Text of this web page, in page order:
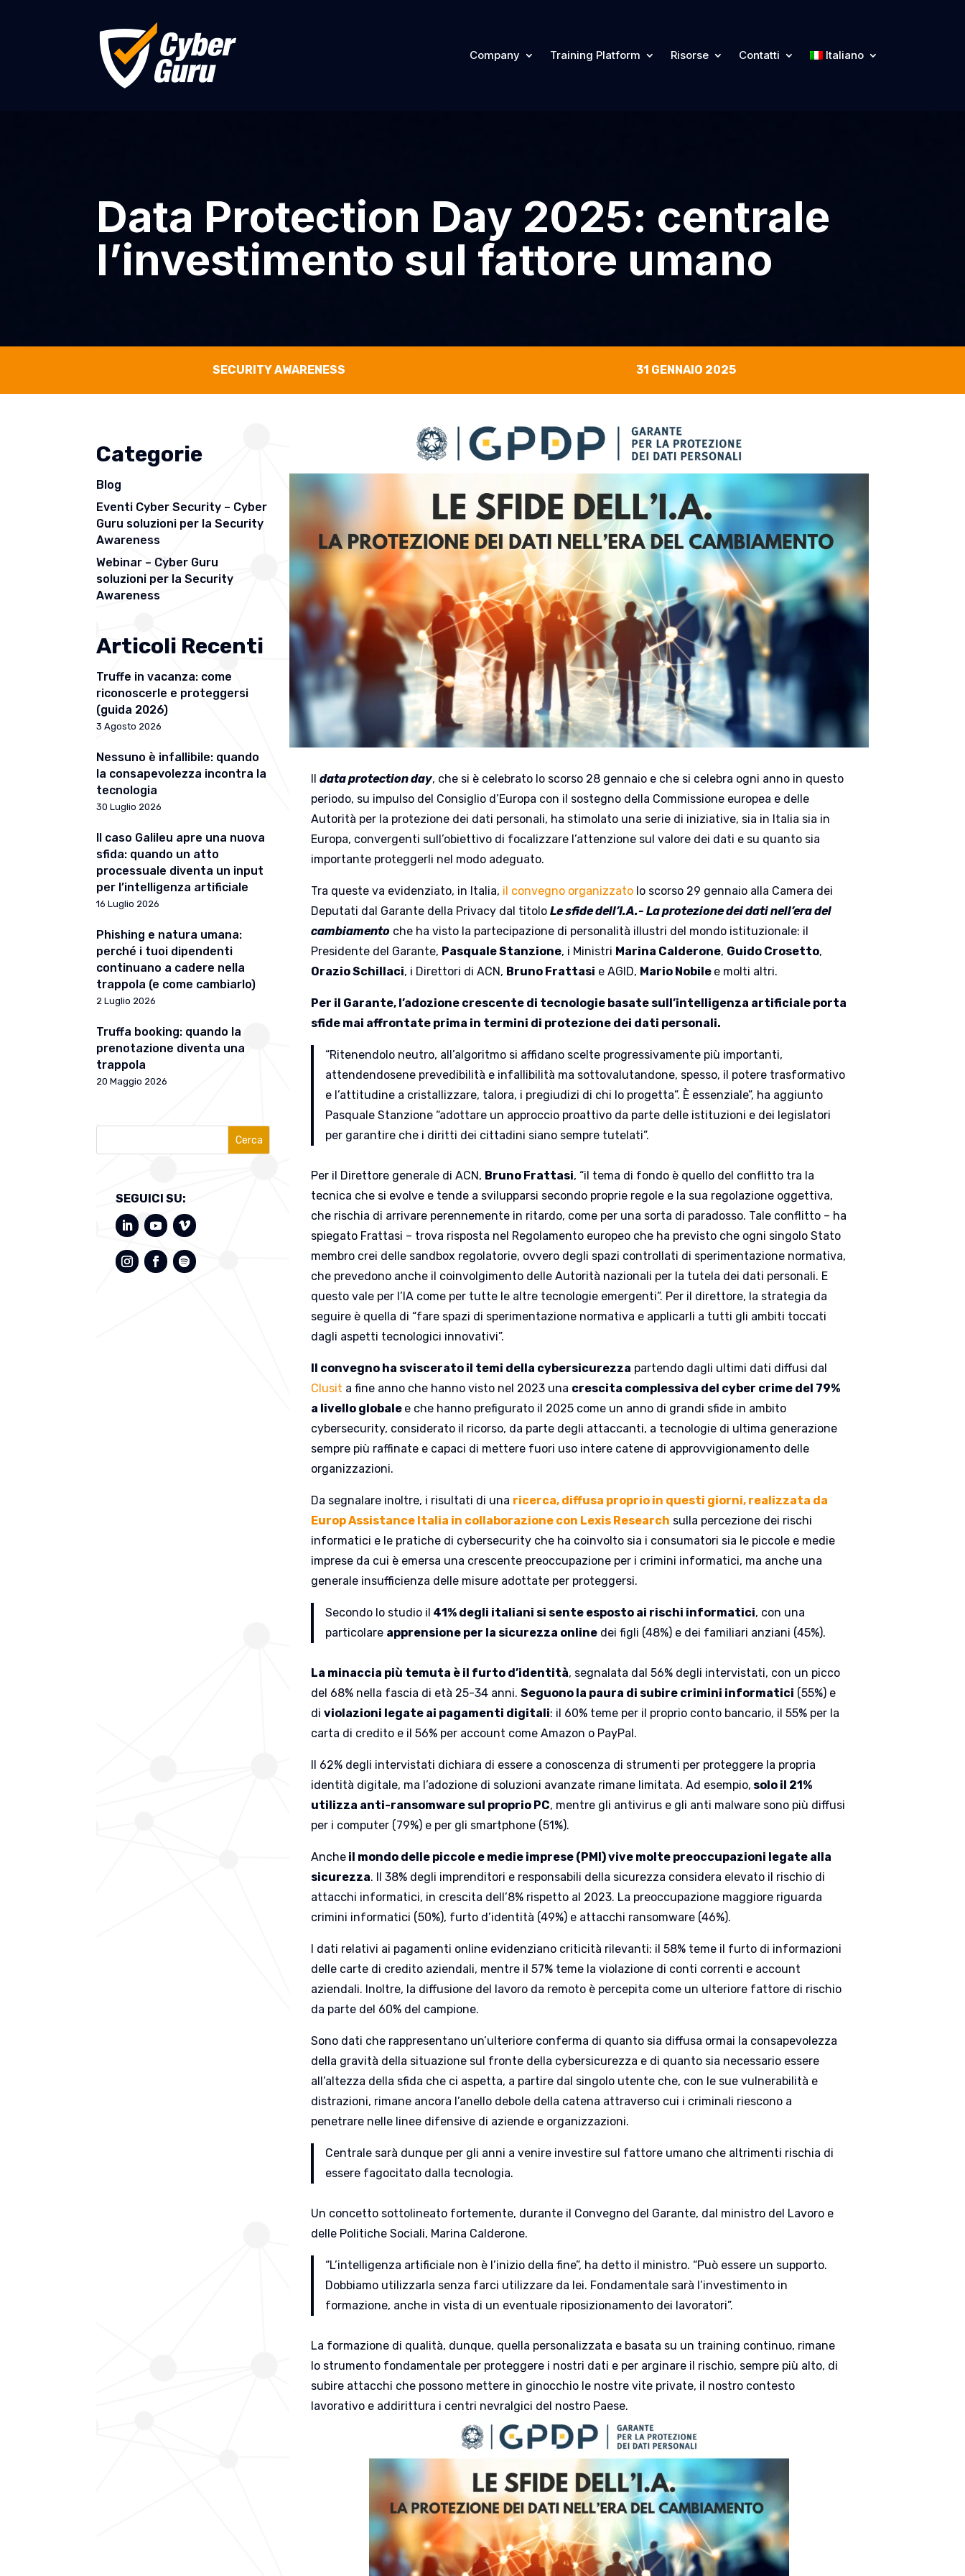
Company Training Platform Risorse Contatti Italiano
Data Protection Day 2025: centrale
l’investimento sul fattore umano
SECURITY AWARENESS 31 GENNAIO 2025
Categorie
Blog
Eventi Cyber Security – Cyber
Guru soluzioni per la Security
Awareness
Webinar – Cyber Guru
soluzioni per la Security
Awareness
Articoli Recenti
Truffe in vacanza: come
riconoscerle e proteggersi
(guida 2026)
3 Agosto 2026
Nessuno è infallibile: quando
la consapevolezza incontra la
tecnologia
30 Luglio 2026
Il caso Galileu apre una nuova
sfida: quando un atto
processuale diventa un input
per l’intelligenza artificiale
16 Luglio 2026
Phishing e natura umana:
perché i tuoi dipendenti
continuano a cadere nella
trappola (e come cambiarlo)
2 Luglio 2026
Truffa booking: quando la
prenotazione diventa una
trappola
20 Maggio 2026
Cerca
SEGUICI SU:
Ildata protection day, che si è celebrato lo scorso 28 gennaio e che si celebra ogni anno in questo
periodo, su impulso del Consiglio d’Europa con il sostegno della Commissione europea e delle
Autorità per la protezione dei dati personali, ha stimolato una serie di iniziative, sia in Italia sia in
Europa, convergenti sull’obiettivo di focalizzare l’attenzione sul valore dei dati e su quanto sia
importante proteggerli nel modo adeguato.
Tra queste va evidenziato, in Italia, il convegno organizzato lo scorso 29 gennaio alla Camera dei
Deputati dal Garante della Privacy dal titoloLe sfide dell’I.A.- La protezione dei dati nell’era del
cambiamento che ha visto la partecipazione di personalità illustri del mondo istituzionale: il
Presidente del Garante, Pasquale Stanzione, i Ministri Marina Calderone, Guido Crosetto,
Orazio Schillaci, i Direttori di ACN, Bruno Frattasi e AGID, Mario Nobile e molti altri.
Per il Garante, l’adozione crescente di tecnologie basate sull’intelligenza artificiale porta
sfide mai affrontate prima in termini di protezione dei dati personali.
“Ritenendolo neutro, all’algoritmo si affidano scelte progressivamente più importanti,
attendendosene prevedibilità e infallibilità ma sottovalutandone, spesso, il potere trasformativo
e l’attitudine a cristallizzare, talora, i pregiudizi di chi lo progetta”. È essenziale”, ha aggiunto
Pasquale Stanzione “adottare un approccio proattivo da parte delle istituzioni e dei legislatori
per garantire che i diritti dei cittadini siano sempre tutelati”.
Per il Direttore generale di ACN, Bruno Frattasi, “il tema di fondo è quello del conflitto tra la
tecnica che si evolve e tende a svilupparsi secondo proprie regole e la sua regolazione oggettiva,
che rischia di arrivare perennemente in ritardo, come per una sorta di paradosso. Tale conflitto – ha
spiegato Frattasi – trova risposta nel Regolamento europeo che ha previsto che ogni singolo Stato
membro crei delle sandbox regolatorie, ovvero degli spazi controllati di sperimentazione normativa,
che prevedono anche il coinvolgimento delle Autorità nazionali per la tutela dei dati personali. E
questo vale per l’IA come per tutte le altre tecnologie emergenti”. Per il direttore, la strategia da
seguire è quella di “fare spazi di sperimentazione normativa e applicarli a tutti gli ambiti toccati
dagli aspetti tecnologici innovativi”.
Il convegno ha sviscerato il temi della cybersicurezza partendo dagli ultimi dati diffusi dal
Clusit a fine anno che hanno visto nel 2023 una crescita complessiva del cyber crime del 79%
a livello globale e che hanno prefigurato il 2025 come un anno di grandi sfide in ambito
cybersecurity, considerato il ricorso, da parte degli attaccanti, a tecnologie di ultima generazione
sempre più raffinate e capaci di mettere fuori uso intere catene di approvvigionamento delle
organizzazioni.
Da segnalare inoltre, i risultati di una ricerca, diffusa proprio in questi giorni, realizzata da
Europ Assistance Italia in collaborazione con Lexis Research sulla percezione dei rischi
informatici e le pratiche di cybersecurity che ha coinvolto sia i consumatori sia le piccole e medie
imprese da cui è emersa una crescente preoccupazione per i crimini informatici, ma anche una
generale insufficienza delle misure adottate per proteggersi.
Secondo lo studio il 41% degli italiani si sente esposto ai rischi informatici, con una
particolare apprensione per la sicurezza online dei figli (48%) e dei familiari anziani (45%).
La minaccia più temuta è il furto d’identità, segnalata dal 56% degli intervistati, con un picco
del 68% nella fascia di età 25-34 anni.Seguono la paura di subire crimini informatici (55%) e
diviolazioni legate ai pagamenti digitali: il 60% teme per il proprio conto bancario, il 55% per la
carta di credito e il 56% per account come Amazon o PayPal.
Il 62% degli intervistati dichiara di essere a conoscenza di strumenti per proteggere la propria
identità digitale, ma l’adozione di soluzioni avanzate rimane limitata. Ad esempio, solo il 21%
utilizza anti-ransomware sul proprio PC, mentre gli antivirus e gli anti malware sono più diffusi
per i computer (79%) e per gli smartphone (51%).
Anche il mondo delle piccole e medie imprese (PMI) vive molte preoccupazioni legate alla
sicurezza. Il 38% degli imprenditori e responsabili della sicurezza considera elevato il rischio di
attacchi informatici, in crescita dell’8% rispetto al 2023. La preoccupazione maggiore riguarda
crimini informatici (50%), furto d’identità (49%) e attacchi ransomware (46%).
I dati relativi ai pagamenti online evidenziano criticità rilevanti: il 58% teme il furto di informazioni
delle carte di credito aziendali, mentre il 57% teme la violazione di conti correnti e account
aziendali. Inoltre, la diffusione del lavoro da remoto è percepita come un ulteriore fattore di rischio
da parte del 60% del campione.
Sono dati che rappresentano un’ulteriore conferma di quanto sia diffusa ormai la consapevolezza
della gravità della situazione sul fronte della cybersicurezza e di quanto sia necessario essere
all’altezza della sfida che ci aspetta, a partire dal singolo utente che, con le sue vulnerabilità e
distrazioni, rimane ancora l’anello debole della catena attraverso cui i criminali riescono a
penetrare nelle linee difensive di aziende e organizzazioni.
Centrale sarà dunque per gli anni a venire investire sul fattore umano che altrimenti rischia di
essere fagocitato dalla tecnologia.
Un concetto sottolineato fortemente, durante il Convegno del Garante, dal ministro del Lavoro e
delle Politiche Sociali, Marina Calderone.
“L’intelligenza artificiale non è l’inizio della fine”, ha detto il ministro. “Può essere un supporto.
Dobbiamo utilizzarla senza farci utilizzare da lei. Fondamentale sarà l’investimento in
formazione, anche in vista di un eventuale riposizionamento dei lavoratori”.
La formazione di qualità, dunque, quella personalizzata e basata su un training continuo, rimane
lo strumento fondamentale per proteggere i nostri dati e per arginare il rischio, sempre più alto, di
subire attacchi che possono mettere in ginocchio le nostre vite private, il nostro contesto
lavorativo e addirittura i centri nevralgici del nostro Paese.